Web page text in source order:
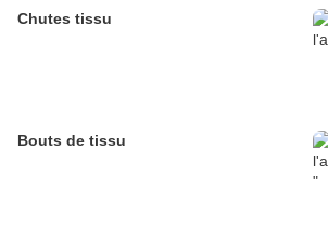
Chutes tissu
Bouts de tissu